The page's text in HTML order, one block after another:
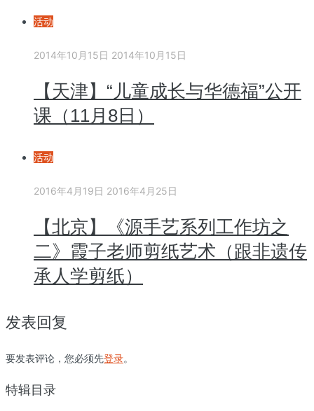
活动
2014年10月15日 2014年10月15日
【天津】“儿童成长与华德福”公开
课（11月8日）
活动
2016年4月19日 2016年4月25日
【北京】《源手艺系列工作坊之
二》霞子老师剪纸艺术（跟非遗传
承人学剪纸）
发表回复
要发表评论，您必须先登录。
特辑目录